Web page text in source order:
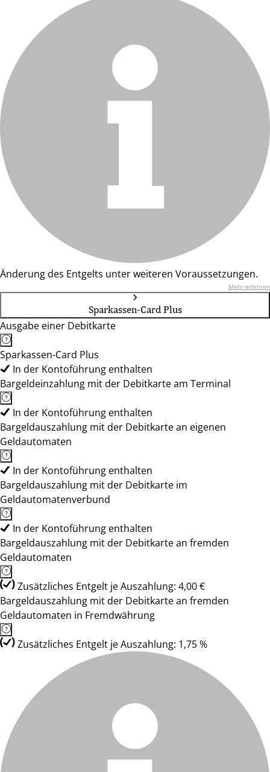
Änderung des Entgelts unter weiteren Voraussetzungen.
Mehr erfahren
Sparkassen-Card Plus
Ausgabe einer Debitkarte
Sparkassen-Card Plus
In der Kontoführung enthalten
Bargeldeinzahlung mit der Debitkarte am Terminal
In der Kontoführung enthalten
Bargeldauszahlung mit der Debitkarte an eigenen
Geldautomaten
In der Kontoführung enthalten
Bargeldauszahlung mit der Debitkarte im
Geldautomatenverbund
In der Kontoführung enthalten
Bargeldauszahlung mit der Debitkarte an fremden
Geldautomaten
Zusätzliches Entgelt je Auszahlung: 4,00 €
Bargeldauszahlung mit der Debitkarte an fremden
Geldautomaten in Fremdwährung
Zusätzliches Entgelt je Auszahlung: 1,75 %